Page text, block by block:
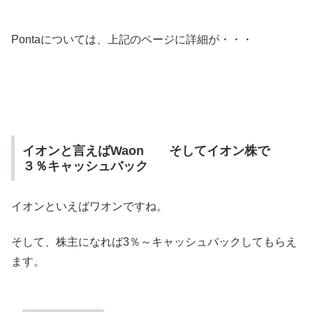
Pontaについては、上記のページに詳細が・・・
イオンと言えばWaon そしてイオン株で
３％キャッシュバック
イオンといえばワオンですね。
そして、株主になれば3％～キャッシュバックしてもらえ
ます。